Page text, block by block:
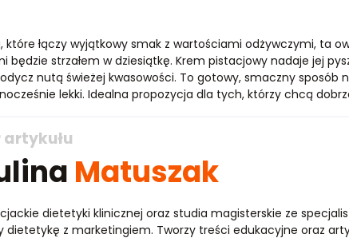
które łączy wyjątkowy smak z wartościami odżywczymi, ta
będzie strzałem w dziesiątkę. Krem pistacjowy nadaje jej
nutą świeżej kwasowości. To gotowy, smaczny sposób
lekki. Idealna propozycja dla tych, którzy chcą
Matuszak
dietetyki klinicznej oraz studia magisterskie ze
dietetykę z marketingiem. Tworzy treści edukacyjne oraz